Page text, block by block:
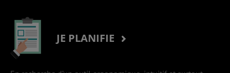
JE PLANIFIE